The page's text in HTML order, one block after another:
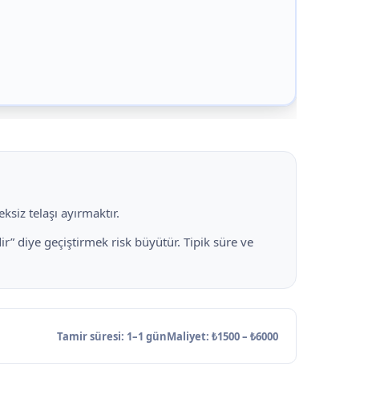
telaşı ayırmaktır.
diye geçiştirmek risk büyütür. Tipik süre ve
Tamir süresi: 1–1 günMaliyet: ₺1500 – ₺6000